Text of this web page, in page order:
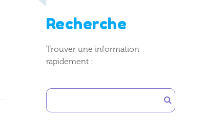
Recherche
Trouver une information
rapidement :